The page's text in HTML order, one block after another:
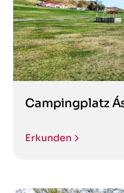
Campingplatz
Erkunden